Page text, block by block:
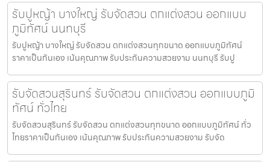
รับปูหญ้า บางใหญ่ รับจัดสวน ตกแต่งสวน ออกแบบ
ภูมิทัศน์ นนทบุรี
รับปูหญ้า บางใหญ่ รับจัดสวน ตกแต่งสวนทุกขนาด ออกแบบภูมิทัศน์
ราคาเป็นกันเอง เน้นคุณภาพ รับประกันความสวยงาม นนทบุรี รับปู
รับจัดสวนสุรินทร์ รับจัดสวน ตกแต่งสวน ออกแบบภูมิ
ทัศน์ ทั่วไทย
รับจัดสวนสุรินทร์ รับจัดสวน ตกแต่งสวนทุกขนาด ออกแบบภูมิทัศน์ ทั่ว
ไทยราคาเป็นกันเอง เน้นคุณภาพ รับประกันความสวยงาม รับจัด